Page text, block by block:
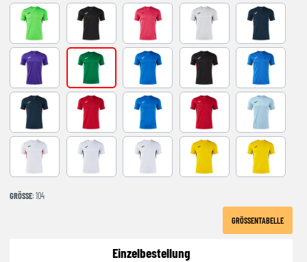
VERDE FLUOR-NEGROBLACK-YELLOW FUCHSIA-BLACK NAVY-GREY
VIOLETA-BLANCO green ROYAL-BLACK BLACK-RED ROYAL-
NAVY-RED RED-WHITE ROYAL-WHITE RED-BLACK
WHITE-ROYAL WHITE-BLACK YELLOW-BLACK YELLOW-
GRÖSSE : 104
GRÖSSENTABELLE
Einzelbestellung